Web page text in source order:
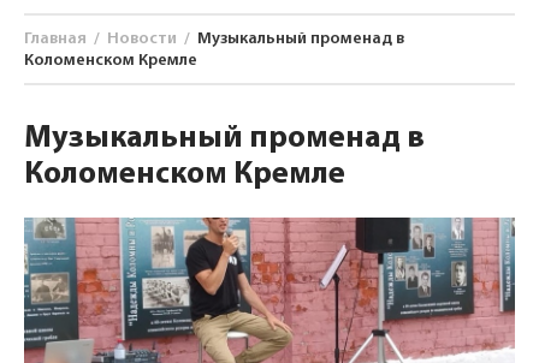
Главная / Новости / Музыкальный променад в
Коломенском Кремле
Музыкальный променад в
Коломенском Кремле